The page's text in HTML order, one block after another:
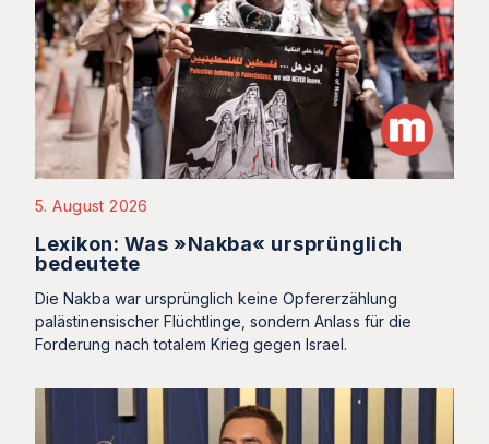
5. August 2026
Lexikon: Was »Nakba« ursprünglich
bedeutete
Die Nakba war ursprünglich keine Opfererzählung
palästinensischer Flüchtlinge, sondern Anlass für die
Forderung nach totalem Krieg gegen Israel.